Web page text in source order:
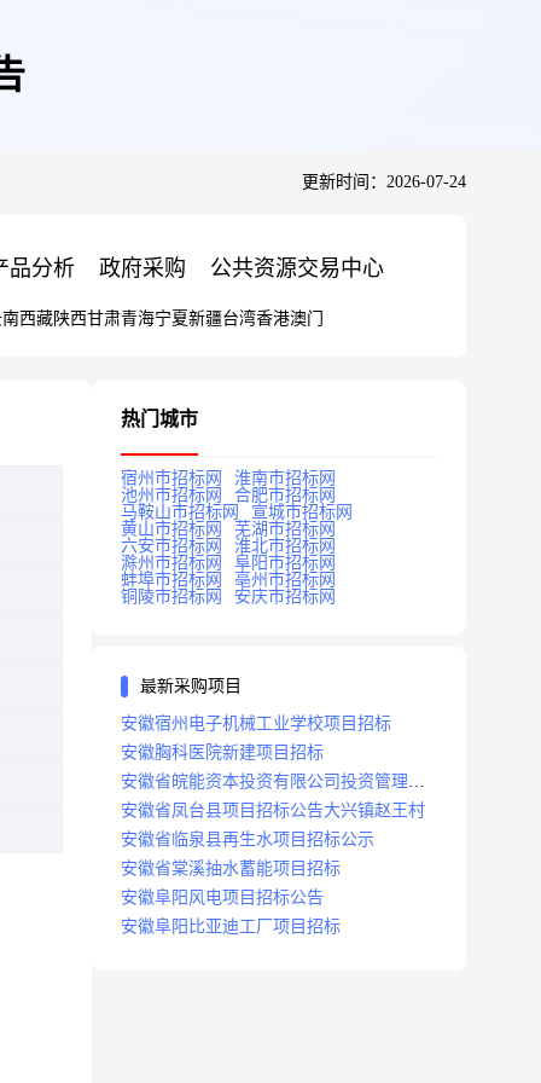
更新时间：2026-07-24
品分析 政府采购 公共资源交易中心
西藏陕西甘肃青海宁夏新疆台湾香港澳门
热门城市
宿州市招标网
淮南市招标网
池州市招标网
合肥市招标网
马鞍山市招标网
宣城市招标网
黄山市招标网
芜湖市招标网
六安市招标网
淮北市招标网
滁州市招标网
阜阳市招标网
蚌埠市招标网
亳州市招标网
铜陵市招标网
安庆市招标网
最新采购项目
安徽宿州电子机械工业学校项目招标
安徽胸科医院新建项目招标
安徽省皖能资本投资有限公司投资管理系
统建设项目招标
安徽省凤台县项目招标公告大兴镇赵王村
安徽省临泉县再生水项目招标公示
安徽省棠溪抽水蓄能项目招标
安徽阜阳风电项目招标公告
安徽阜阳比亚迪工厂项目招标